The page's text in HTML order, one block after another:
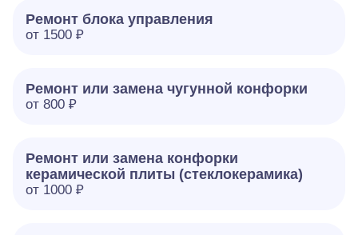
Ремонт блока управления
от 1500 ₽
Ремонт или замена чугунной конфорки
от 800 ₽
Ремонт или замена конфорки
керамической плиты (стеклокерамика)
от 1000 ₽